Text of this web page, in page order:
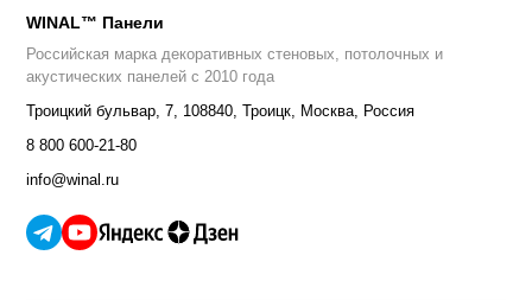
WINAL™ Панели
Российская марка декоративных стеновых, потолочных и
акустических панелей с 2010 года
Троицкий бульвар, 7, 108840,Троицк, Москва, Россия
8 800 600-21-80
info@winal.ru